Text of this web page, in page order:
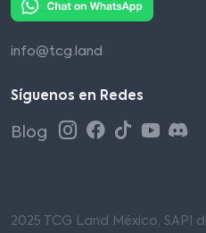
info@tcg.land
Síguenos en Redes
Blog
2025 TCG Land México, SAPI